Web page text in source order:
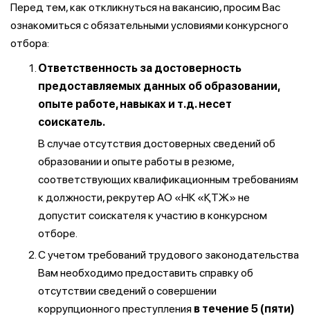
Перед тем, как откликнуться на вакансию, просим Вас
ознакомиться с обязательными условиями конкурсного
отбора:
Ответственность за достоверность
предоставляемых данных об образовании,
опыте работе, навыках и т.д. несет
соискатель.
В случае отсутствия достоверных сведений об
образовании и опыте работы в резюме,
соответствующих квалификационным требованиям
к должности, рекрутер АО «НК «ҚТЖ» не
допустит соискателя к участию в конкурсном
отборе.
С учетом требований трудового законодательства
Вам необходимо предоставить справку об
отсутствии сведений о совершении
коррупционного преступления в течение 5 (пяти)